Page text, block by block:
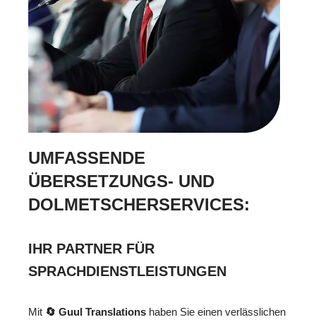
UMFASSENDE
ÜBERSETZUNGS- UND
DOLMETSCHERSERVICES:
IHR PARTNER FÜR
SPRACHDIENSTLEISTUNGEN
Mit 🔄 Guul Translations haben Sie einen verlässlichen